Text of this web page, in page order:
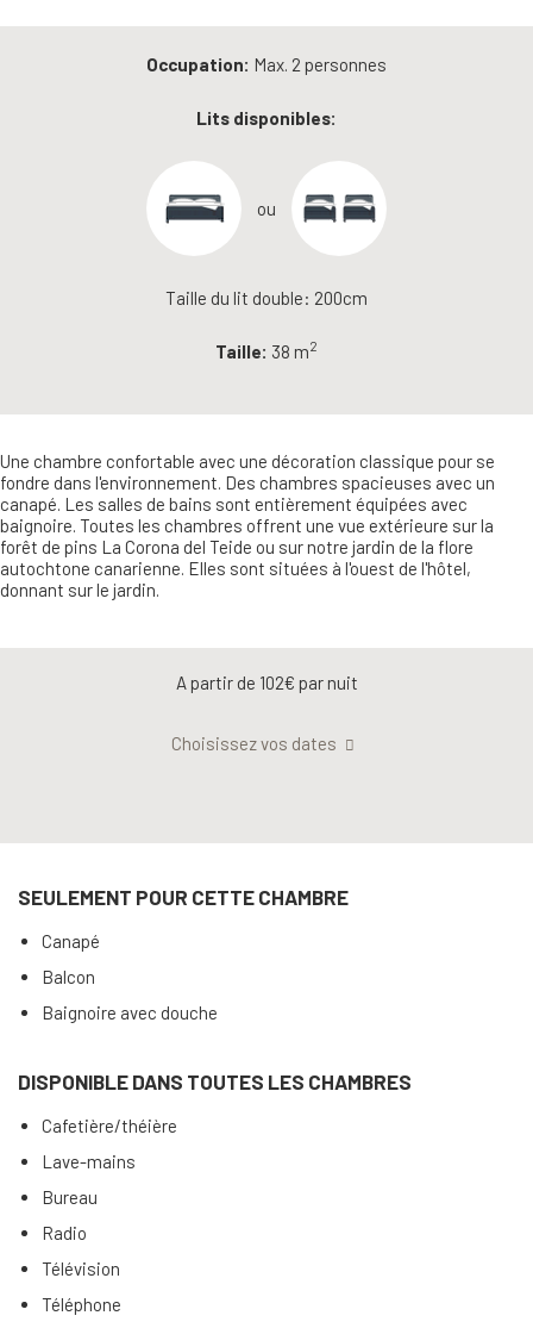
Occupation: Max. 2 personnes
Lits disponibles:
ou
Taille du lit double: 200cm
Taille: 38 m2
Une chambre confortable avec une décoration classique pour se
fondre dans l'environnement. Des chambres spacieuses avec un
canapé. Les salles de bains sont entièrement équipées avec
baignoire. Toutes les chambres offrent une vue extérieure sur la
forêt de pins La Corona del Teide ou sur notre jardin de la flore
autochtone canarienne. Elles sont situées à l'ouest de l'hôtel,
donnant sur le jardin.
A partir de 102€ par nuit
Choisissez vos dates
SEULEMENT POUR CETTE CHAMBRE
Canapé
Balcon
Baignoire avec douche
DISPONIBLE DANS TOUTES LES CHAMBRES
Cafetière/théière
Lave-mains
Bureau
Radio
Télévision
Téléphone